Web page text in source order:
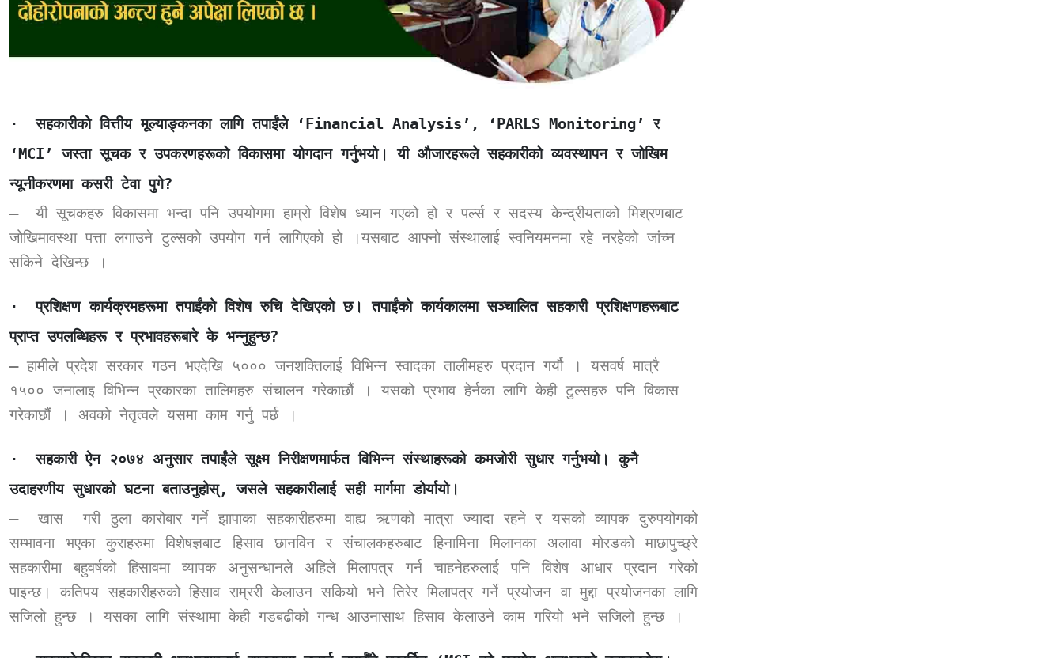
· सहकारीको वित्तीय मूल्याङ्कनका लागि तपाईंले ‘Financial Analysis’, ‘PARLS Monitoring’र
‘MCI’जस्ता सूचक र उपकरणहरूको विकासमा योगदान गर्नुभयो। यी औजारहरूले सहकारीको व्यवस्थापन र जोखिम
न्यूनीकरणमा कसरी टेवा पुगे?
–
यी सूचकहरु विकासमा भन्दा पनि उपयोगमा हाम्रो विशेष ध्यान गएको हो र पर्ल्स र सदस्य केन्द्रीयताको मिश्रणबाट
जोखिमावस्था पत्ता लगाउने टुल्सको उपयोग गर्न लागिएको हो ।यसबाट आफ्नो संस्थालाई स्वनियमनमा रहे नरहेको जांच्न
सकिने देखिन्छ ।
·
प्रशिक्षण कार्यक्रमहरूमा तपाईंको विशेष रुचि देखिएको छ। तपाईंको कार्यकालमा सञ्चालित सहकारी प्रशिक्षणहरूबाट
प्राप्त उपलब्धिहरू र प्रभावहरूबारे के भन्नुहुन्छ?
– हामीले प्रदेश सरकार गठन भएदेखि ५००० जनशक्तिलाई विभिन्न स्वादका तालीमहरु प्रदान गर्यौ । यसवर्ष मात्रै
१५०० जनालाइ विभिन्न प्रकारका तालिमहरु संचालन गरेकाछौं । यसको प्रभाव हेर्नका लागि केही टुल्सहरु पनि विकास
गरेकाछौं । अवको नेतृत्वले यसमा काम गर्नु पर्छ ।
·
सहकारी ऐन २०७४ अनुसार तपाईंले सूक्ष्म निरीक्षणमार्फत विभिन्न संस्थाहरूको कमजोरी सुधार गर्नुभयो। कुनै
उदाहरणीय सुधारको घटना बताउनुहोस्,जसले सहकारीलाई सही मार्गमा डोर्यायो।
–
खास
गरी ठुला कारोबार गर्ने झापाका सहकारीहरुमा वाह्य ऋणको मात्रा ज्यादा रहने र यसको व्यापक दुरुपयोगको
सम्भावना भएका कुराहरुमा विशेषज्ञबाट हिसाव छानविन र संचालकहरुबाट हिनामिना मिलानका अलावा मोरङको माछापुच्छ्रे
सहकारीमा बहुवर्षको
हिसावमा व्यापक अनुसन्धानले अहिले मिलापत्र गर्न चाहनेहरुलाई पनि विशेष आधार प्रदान गरेको
पाइन्छ। कतिपय सहकारीहरुको हिसाव राम्ररी केलाउन सकियो भने तिरेर मिलापत्र गर्ने प्रयोजन वा मुद्दा प्रयोजनका लागि
सजिलो हुन्छ ।
यसका लागि संस्थामा केही गडबढीको गन्ध आउनासाथ हिसाव केलाउने काम गरियो भने सजिलो हुन्छ ।